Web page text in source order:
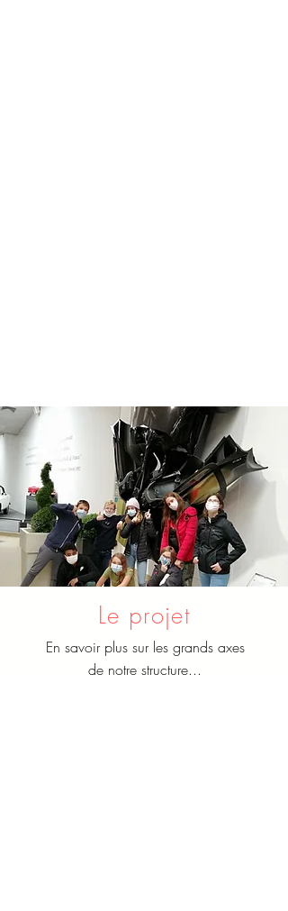
Le projet
En savoir plus sur les grands axes
de notre structure...